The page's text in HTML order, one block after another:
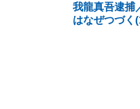
我龍真吾逮捕
はなぜつづく